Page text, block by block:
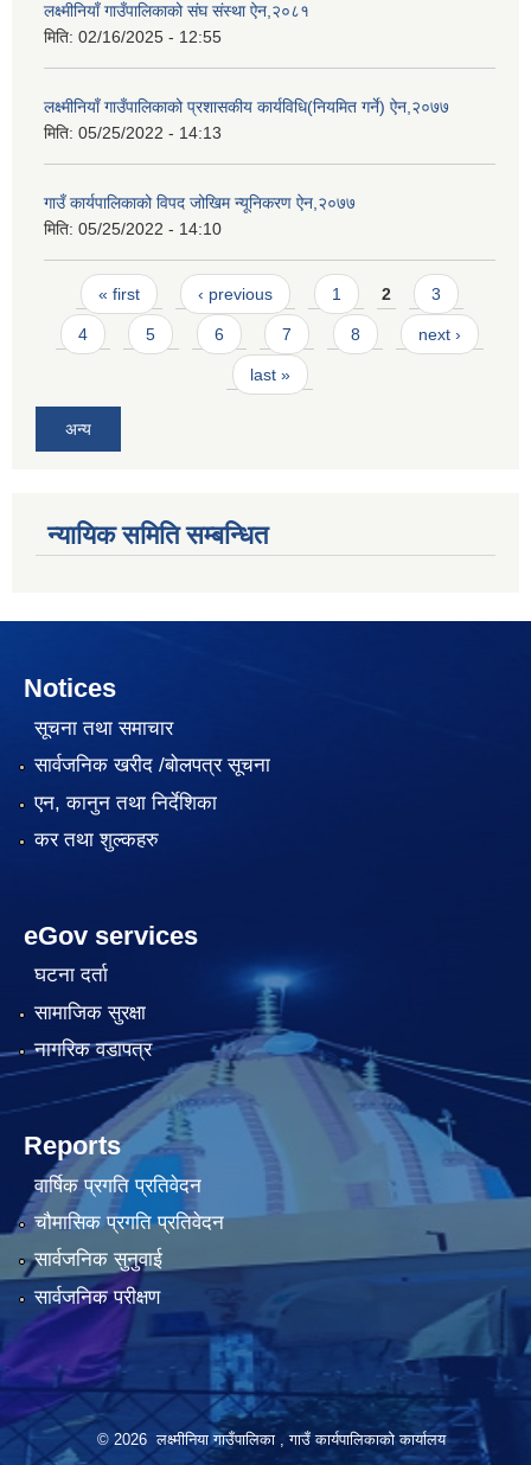
लक्ष्मीनियाँ गाउँपालिकाको संघ संस्था ऐन,२०८१
मिति: 02/16/2025 - 12:55
लक्ष्मीनियाँ गाउँपालिकाको प्रशासकीय कार्यविधि(नियमित गर्ने) ऐन,२०७७
मिति: 05/25/2022 - 14:13
गाउँ कार्यपालिकाको विपद जोखिम न्यूनिकरण ऐन,२०७७
मिति: 05/25/2022 - 14:10
Pages
« first ‹ previous 1 2 3
4 5 6 7 8 next ›
last »
अन्य
न्यायिक समिति सम्बन्धित
Notices
सूचना तथा समाचार
सार्वजनिक खरीद /बोलपत्र सूचना
एन, कानुन तथा निर्देशिका
कर तथा शुल्कहरु
eGov services
घटना दर्ता
सामाजिक सुरक्षा
नागरिक वडापत्र
Reports
वार्षिक प्रगति प्रतिवेदन
चौमासिक प्रगति प्रतिवेदन
सार्वजनिक सुनुवाई
सार्वजनिक परीक्षण
© 2026 लक्ष्मीनिया गाउँपालिका , गाउँ कार्यपालिकाको कार्यालय